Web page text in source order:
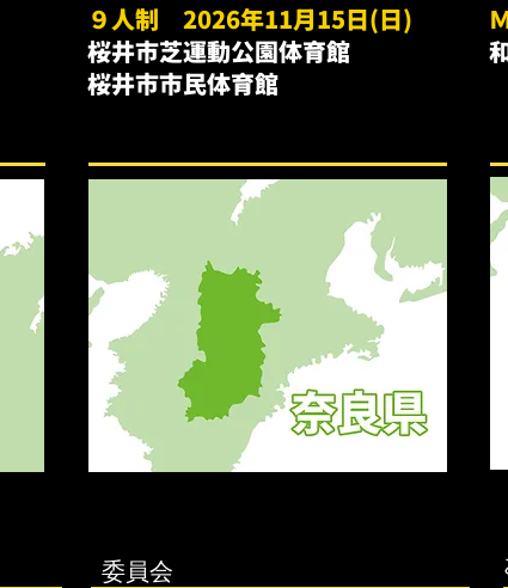
９人制 2026年11月15日(日)
桜井市芝運動公園体育館
桜井市市民体育館
委員会